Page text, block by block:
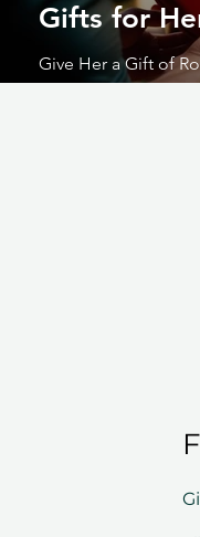
Gifts for
Give Her a Gift of